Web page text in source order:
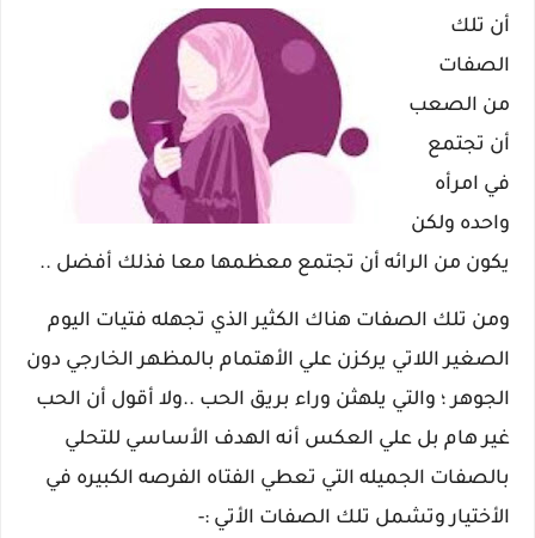
أن تلك
الصفات
من الصعب
أن تجتمع
في امرأه
واحده ولكن
يكون من الرائه أن تجتمع معظمها معا فذلك أفضل ..
ومن تلك الصفات هناك الكثير الذي تجهله فتيات اليوم
الصغير اللاتي يركزن علي الأهتمام بالمظهر الخارجي دون
الجوهر ؛ والتي يلهثن وراء بريق الحب ..ولا أقول أن الحب
غير هام بل علي العكس أنه الهدف الأساسي للتحلي
بالصفات الجميله التي تعطي الفتاه الفرصه الكبيره في
الأختيار وتشمل تلك الصفات الأتي :-